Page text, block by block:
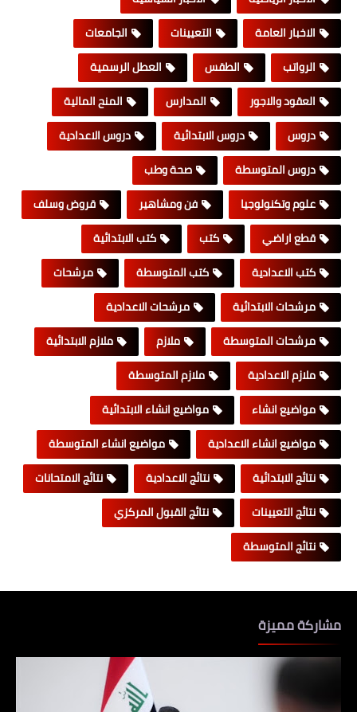
الاخبار العامة
التعيينات
الجامعات
الرواتب
الطقس
العطل الرسمية
العقود والاجور
المدارس
المنح المالية
دروس
دروس الابتدائية
دروس الاعدادية
دروس المتوسطة
صحة وطب
علوم وتكنولوجيا
فن ومشاهير
قروض وسلف
قطع اراضي
كتب
كتب الابتدائية
كتب الاعدادية
كتب المتوسطة
مرشحات
مرشحات الابتدائية
مرشحات الاعدادية
مرشحات المتوسطة
ملازم
ملازم الابتدائية
ملازم الاعدادية
ملازم المتوسطة
مواضيع انشاء
مواضيع انشاء الابتدائية
مواضيع انشاء الاعدادية
مواضيع انشاء المتوسطة
نتائج الابتدائية
نتائج الاعدادية
نتائج الامتحانات
نتائج التعيينات
نتائج القبول المركزي
نتائج المتوسطة
مشاركة مميزة